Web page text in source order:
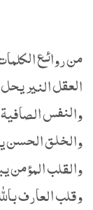
من روائع
العقل النير
والنفس
والخلق الحسن
والقلب المؤمن
وقلب العارف